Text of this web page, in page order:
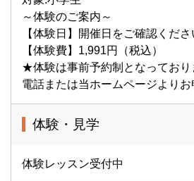
～体験のご案内～
【体験日】開催日をご確認くださ
【体験費】1,991円（税込）
★体験は事前予約制となっており
電話または当ホームページよりお
体験・見学
体験レッスン受付中